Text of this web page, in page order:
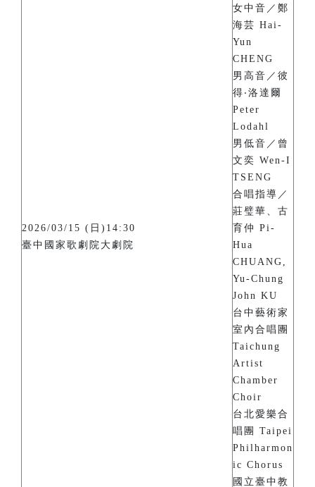
2026/03/15 (日)14:30
臺中國家歌劇院大劇院
女中音／鄭
海芸 Hai-
Yun
CHENG
男高音／彼
得‧洛達爾
Peter
Lodahl
男低音／曾
文奕 Wen-I
TSENG
合唱指導／
莊璧華、古
育仲 Pi-
Hua
CHUANG,
Yu-Chung
John KU
台中藝術家
室內合唱團
Taichung
Artist
Chamber
Choir
台北愛樂合
唱團 Taipei
Philharmon
ic Chorus
國立臺中教